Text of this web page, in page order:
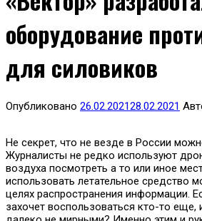
оборудование
для силовиков
Опубликовано 26.02.202128.02.2021
Не секрет, что не везде в России
Журналисты не редко используют
воздуха посмотреть а то или иное
использовать летательное средство
целях распространения информации.
захочет воспользоваться кто-то еще,